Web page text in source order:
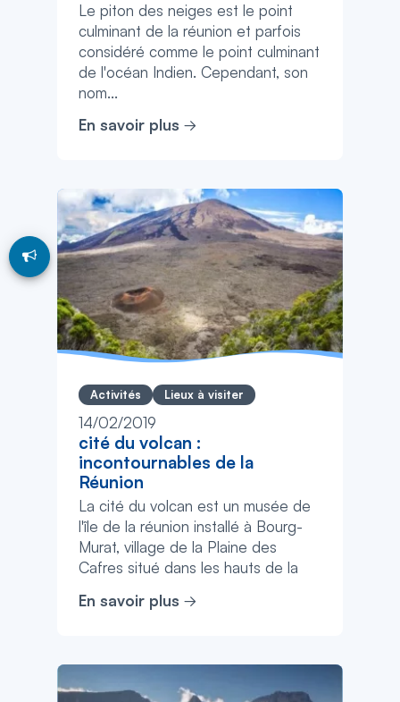
Le piton des neiges est le point
culminant de la réunion et parfois
considéré comme le point culminant
de l'océan Indien. Cependant, son
nom...
En savoir plus
Activités Lieux à visiter
14/02/2019
cité du volcan :
incontournables de la
Réunion
La cité du volcan est un musée de
l'île de la réunion installé à Bourg-
Murat, village de la Plaine des
Cafres situé dans les hauts de la
En savoir plus